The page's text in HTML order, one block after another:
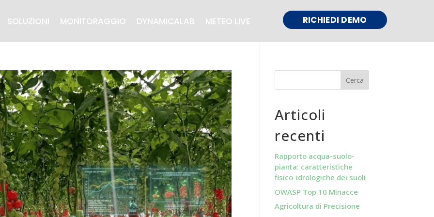
SOLUZIONI MONITORAGGIO DYNAMICALAB METEO LIVE RICHIEDI DEMO
Articoli
recenti
Rapporto acqua-suolo-
pianta: caratteristiche
fisico-idrologiche dei suoli
OWASP Top 10 Minacce
Agricoltura di Precisione